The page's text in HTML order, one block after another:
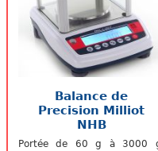
Balance de
Precision Milliot
NHB
Portée de 60 g à 3000